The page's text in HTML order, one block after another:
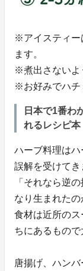
※アイスティー
ます。
※煮出さないよ
※お好みでハチ
日本で1番わ
れるレシピ本
ハーブ料理は
誤解を受けてき
「それなら逆
なり生まれたの
食材は近所の
ちにあるもので
唐揚げ、ハン